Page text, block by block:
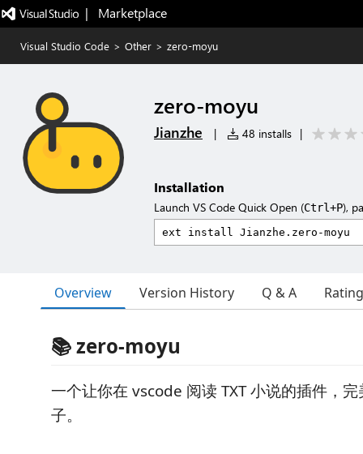
|   Marketplace
Visual Studio Code > Other > zero-moyu
zero-moyu
Jianzhe | 48 installs |
Installation
Launch VS Code Quick Open (Ctrl+P),
Overview Version History Q & A
📚 zero-moyu
一个让你在 vscode 阅读 TXT 小说的插件，
子。